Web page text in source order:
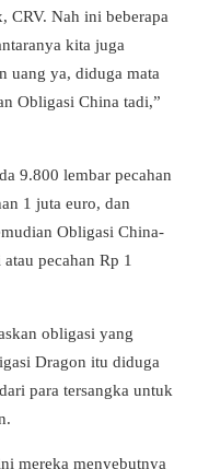
CRV. Nah ini beberapa
kita juga
uang ya, diduga mata
Obligasi China tadi,”
9.800 lembar pecahan
1 juta euro, dan
Obligasi China-
pecahan Rp 1
obligasi yang
Dragon itu diduga
para tersangka untuk
mereka menyebutnya